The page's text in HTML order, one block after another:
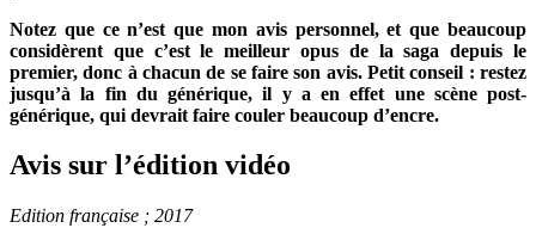
Notez que ce n’est que mon avis personnel, et que beaucoup
considèrent que c’est le meilleur opus de la saga depuis le
premier, donc à chacun de se faire son avis. Petit conseil : restez
jusqu’à la fin du générique, il y a en effet une scène post-
générique, qui devrait faire couler beaucoup d’encre.
Avis sur l’édition vidéo
Edition française ; 2017